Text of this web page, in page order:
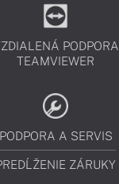
PODPORA
TEAMVIEWER
PODPORA A SERVIS
ZÁRUKY